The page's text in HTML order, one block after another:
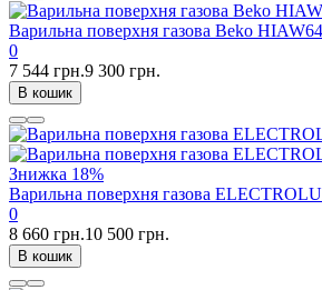
Варильна поверхня газова Beko
0
7 544 грн.9 300 грн.
В кошик
Знижка 18%
Варильна поверхня газова
0
8 660 грн.10 500 грн.
В кошик